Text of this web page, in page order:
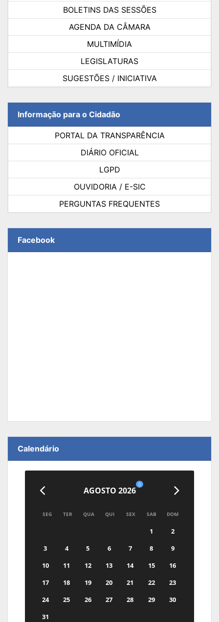
BOLETINS DAS SESSÕES
AGENDA DA CÂMARA
MULTIMÍDIA
LEGISLATURAS
SUGESTÕES / INICIATIVA
Informação para o Cidadão
PORTAL DA TRANSPARÊNCIA
DIÁRIO OFICIAL
LGPD
OUVIDORIA / E-SIC
PERGUNTAS FREQUENTES
Facebook
Calendário
AGOSTO 2026
0
SEG TER QUA QUI SEX SAB DOM
1
2
3
4 5 6 7 8
9
10
11 12 13 14 15
16
17
18 19 20 21 22
23
24
25 26 27 28 29
30
31